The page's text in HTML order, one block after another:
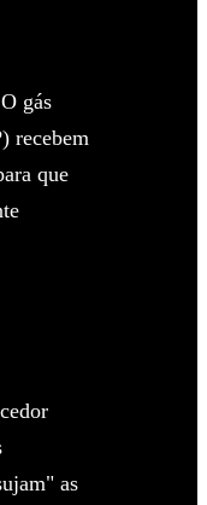
gás
recebem
que
as